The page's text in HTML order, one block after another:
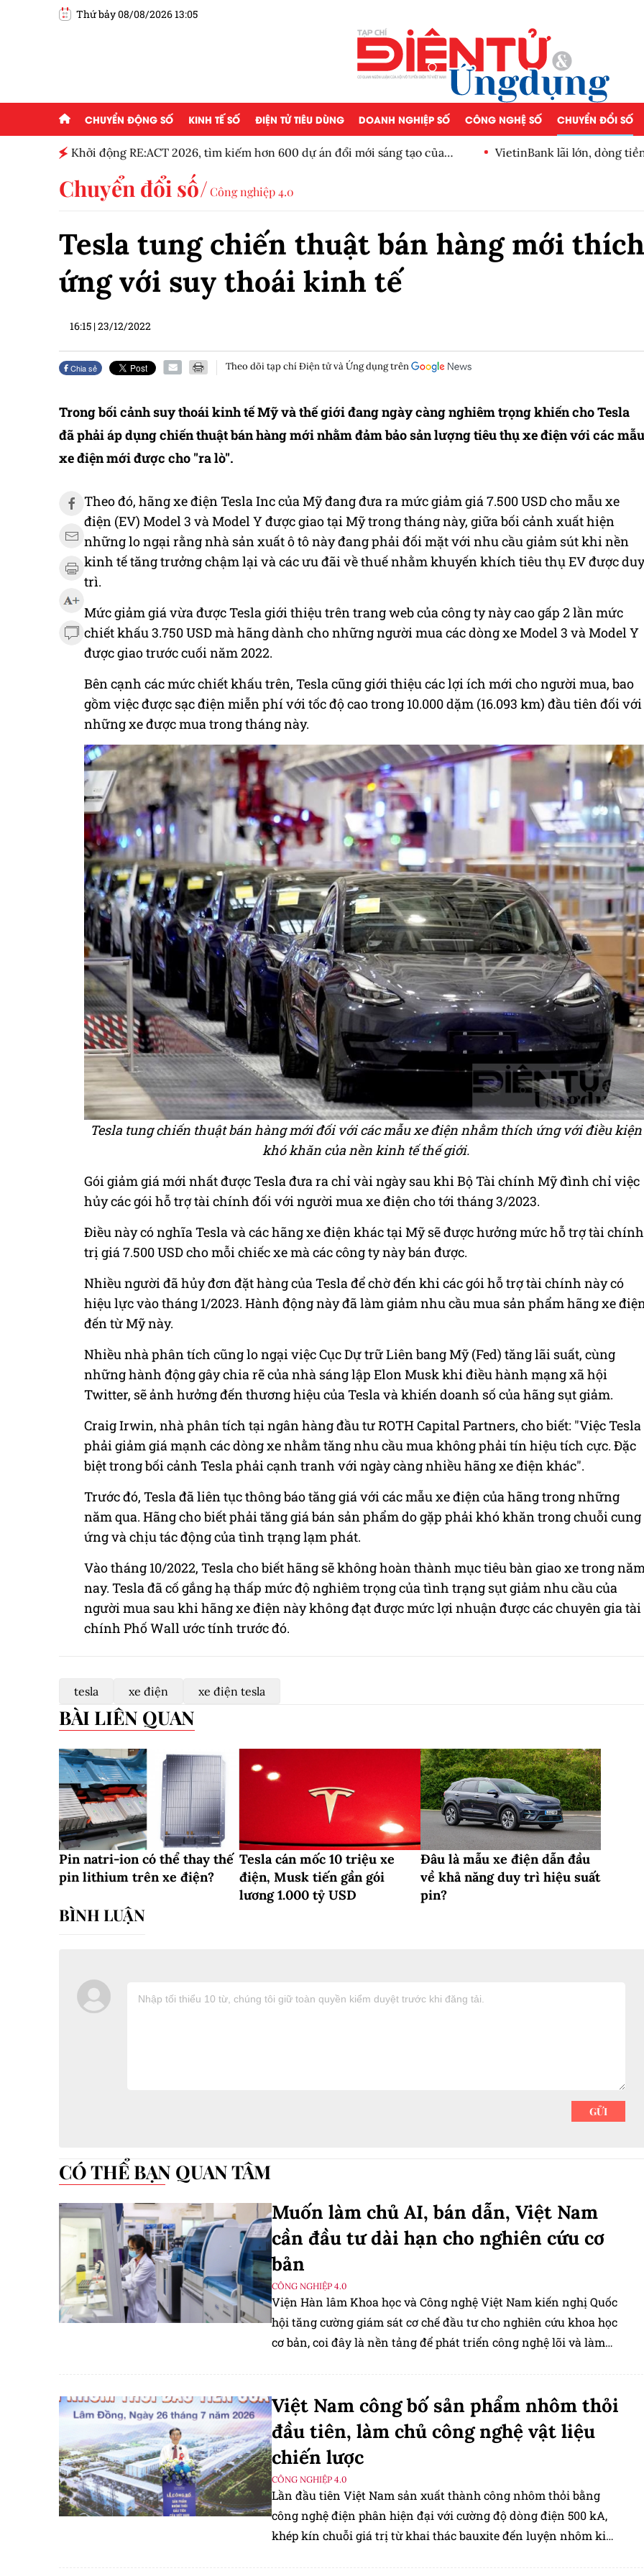
Thứ bảy 08/08/2026 13:05
CHUYỂN ĐỘNG SỐ KINH TẾ SỐ ĐIỆN TỬ TIÊU DÙNG DOANH NGHIỆP SỐ CÔNG NGHỆ SỐ CHUYỂN ĐỔI SỐ
Khởi động RE:ACT 2026, tìm kiếm hơn 600 dự án đổi mới sáng tạo của
VietinBank lãi lớn, dòng
Chuyển đổi số Công nghiệp 4.0
Tesla tung chiến thuật bán hàng mới thích
ứng với suy thoái kinh tế
16:15 |23/12/2022
Chia sẻ Theo dõi tạp chí Điện tử và Ứng dụng trên
Trong bối cảnh suy thoái kinh tế Mỹ và thế giới đang ngày càng nghiêm trọng khiến cho Tesla
đã phải áp dụng chiến thuật bán hàng mới nhằm đảm bảo sản lượng tiêu thụ xe điện với các mẫu
xe điện mới được cho "ra lò".
Theo đó, hãng xe điện Tesla Inc của Mỹ đang đưa ra mức giảm giá 7.500 USD cho mẫu xe
điện (EV) Model 3 và Model Y được giao tại Mỹ trong tháng này, giữa bối cảnh xuất hiện
những lo ngại rằng nhà sản xuất ô tô này đang phải đối mặt với nhu cầu giảm sút khi nền
kinh tế tăng trưởng chậm lại và các ưu đãi về thuế nhằm khuyến khích tiêu thụ EV được duy
trì.
Mức giảm giá vừa được Tesla giới thiệu trên trang web của công ty này cao gấp 2 lần mức
chiết khấu 3.750 USD mà hãng dành cho những người mua các dòng xe Model 3 và Model Y
được giao trước cuối năm 2022.
Bên cạnh các mức chiết khấu trên, Tesla cũng giới thiệu các lợi ích mới cho người mua, bao
gồm việc được sạc điện miễn phí với tốc độ cao trong 10.000 dặm (16.093 km) đầu tiên đối với
những xe được mua trong tháng này.
Tesla tung chiến thuật bán hàng mới đối với các mẫu xe điện nhằm thích ứng với điều kiện
khó khăn của nền kinh tế thế giới.
Gói giảm giá mới nhất được Tesla đưa ra chỉ vài ngày sau khi Bộ Tài chính Mỹ đình chỉ việc
hủy các gói hỗ trợ tài chính đối với người mua xe điện cho tới tháng 3/2023.
Điều này có nghĩa Tesla và các hãng xe điện khác tại Mỹ sẽ được hưởng mức hỗ trợ tài chính
trị giá 7.500 USD cho mỗi chiếc xe mà các công ty này bán được.
Nhiều người đã hủy đơn đặt hàng của Tesla để chờ đến khi các gói hỗ trợ tài chính này có
hiệu lực vào tháng 1/2023. Hành động này đã làm giảm nhu cầu mua sản phẩm hãng xe
đến từ Mỹ này.
Nhiều nhà phân tích cũng lo ngại việc Cục Dự trữ Liên bang Mỹ (Fed) tăng lãi suất, cùng
những hành động gây chia rẽ của nhà sáng lập Elon Musk khi điều hành mạng xã hội
Twitter, sẽ ảnh hưởng đến thương hiệu của Tesla và khiến doanh số của hãng sụt giảm.
Craig Irwin, nhà phân tích tại ngân hàng đầu tư ROTH Capital Partners, cho biết: "Việc Tesla
phải giảm giá mạnh các dòng xe nhằm tăng nhu cầu mua không phải tín hiệu tích cực. Đặc
biệt trong bối cảnh Tesla phải cạnh tranh với ngày càng nhiều hãng xe điện khác".
Trước đó, Tesla đã liên tục thông báo tăng giá với các mẫu xe điện của hãng trong những
năm qua. Hãng cho biết phải tăng giá bán sản phẩm do gặp phải khó khăn trong chuỗi cung
ứng và chịu tác động của tình trạng lạm phát.
Vào tháng 10/2022, Tesla cho biết hãng sẽ không hoàn thành mục tiêu bàn giao xe trong
nay. Tesla đã cố gắng hạ thấp mức độ nghiêm trọng của tình trạng sụt giảm nhu cầu của
người mua sau khi hãng xe điện này không đạt được mức lợi nhuận được các chuyên gia tài
chính Phố Wall ước tính trước đó.
tesla xe điện xe điện tesla
BÀI LIÊN QUAN
Pin natri-ion có thể thay thế
pin lithium trên xe điện?
Tesla cán mốc 10 triệu xe
điện, Musk tiến gần gói
lương 1.000 tỷ USD
Đâu là mẫu xe điện dẫn đầu
về khả năng duy trì hiệu suất
pin?
CÓ THỂ BẠN QUAN TÂM
Muốn làm chủ AI, bán dẫn, Việt Nam
cần đầu tư dài hạn cho nghiên cứu cơ
bản
CÔNG NGHIỆP 4.0
Viện Hàn lâm Khoa học và Công nghệ Việt Nam kiến nghị Quốc
hội tăng cường giám sát cơ chế đầu tư cho nghiên cứu khoa học
cơ bản, coi đây là nền tảng để phát triển công nghệ lõi và làm
Việt Nam công bố sản phẩm nhôm thỏi
đầu tiên, làm chủ công nghệ vật liệu
chiến lược
CÔNG NGHIỆP 4.0
Lần đầu tiên Việt Nam sản xuất thành công nhôm thỏi bằng
công nghệ điện phân hiện đại với cường độ dòng điện 500 kA,
khép kín chuỗi giá trị từ khai thác bauxite đến luyện nhôm kim